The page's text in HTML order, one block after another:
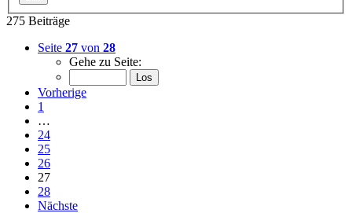
275 Beiträge
Seite 27 von 28
Gehe zu Seite:
Vorherige
1
…
24
25
26
27
28
Nächste